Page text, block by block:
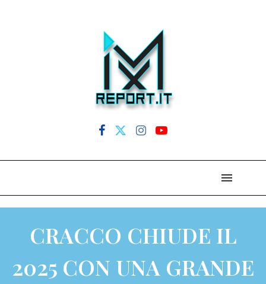
CRACCO CHIUDE IL
2025 CON UNA GRANDE